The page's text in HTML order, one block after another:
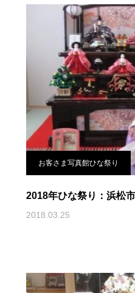
お客さま写真館ひな祭り
2018年ひな祭り：浜松
2018.03.25